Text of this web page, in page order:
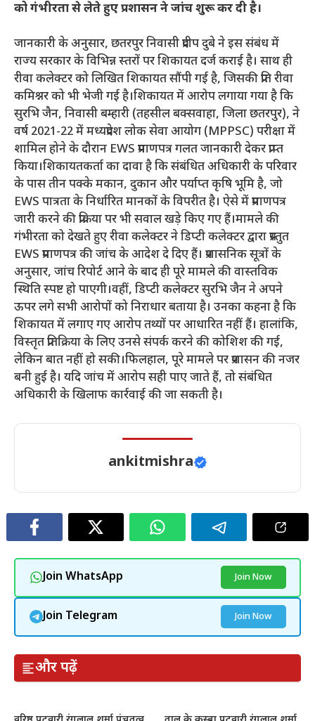
को गंभीरता से लेते हुए प्रशासन ने जांच शुरू कर दी है।
जानकारी के अनुसार, छतरपुर निवासी प्रदीप दुबे ने इस संबंध में
राज्य सरकार के विभिन्न स्तरों पर शिकायत दर्ज कराई है। साथ ही
रीवा कलेक्टर को लिखित शिकायत सौंपी गई है, जिसकी प्रति रीवा
कमिश्नर को भी भेजी गई है।शिकायत में आरोप लगाया गया है कि
सुरभि जैन, निवासी बम्हारी (तहसील बक्सवाहा, जिला छतरपुर), ने
वर्ष 2021-22 में मध्यप्रदेश लोक सेवा आयोग (MPPSC) परीक्षा में
शामिल होने के दौरान EWS प्रमाणपत्र गलत जानकारी देकर प्राप्त
किया।शिकायतकर्ता का दावा है कि संबंधित अधिकारी के परिवार
के पास तीन पक्के मकान, दुकान और पर्याप्त कृषि भूमि है, जो
EWS पात्रता के निर्धारित मानकों के विपरीत है। ऐसे में प्रमाणपत्र
जारी करने की प्रक्रिया पर भी सवाल खड़े किए गए हैं।मामले की
गंभीरता को देखते हुए रीवा कलेक्टर ने डिप्टी कलेक्टर द्वारा प्रस्तुत
EWS प्रमाणपत्र की जांच के आदेश दे दिए हैं। प्रशासनिक सूत्रों के
अनुसार, जांच रिपोर्ट आने के बाद ही पूरे मामले की वास्तविक
स्थिति स्पष्ट हो पाएगी।वहीं, डिप्टी कलेक्टर सुरभि जैन ने अपने
ऊपर लगे सभी आरोपों को निराधार बताया है। उनका कहना है कि
शिकायत में लगाए गए आरोप तथ्यों पर आधारित नहीं हैं। हालांकि,
विस्तृत प्रतिक्रिया के लिए उनसे संपर्क करने की कोशिश की गई,
लेकिन बात नहीं हो सकी।फिलहाल, पूरे मामले पर प्रशासन की नजर
बनी हुई है। यदि जांच में आरोप सही पाए जाते हैं, तो संबंधित
अधिकारी के खिलाफ कार्रवाई की जा सकती है।
ankitmishra
Join WhatsApp Join Now
Join Telegram Join Now
और पढ़ें